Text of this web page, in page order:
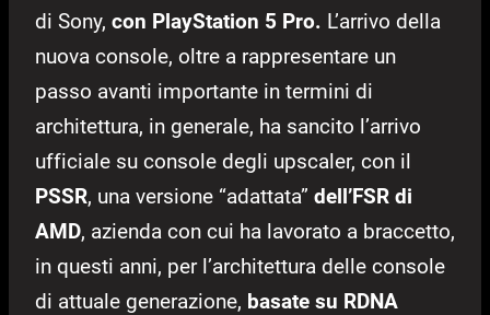
di Sony, con PlayStation 5 Pro. L’arrivo della
nuova console, oltre a rappresentare un
passo avanti importante in termini di
architettura, in generale, ha sancito l’arrivo
ufficiale su console degli upscaler, con il
PSSR, una versione “adattata” dell’FSR di
AMD, azienda con cui ha lavorato a braccetto,
in questi anni, per l’architettura delle console
di attuale generazione, basate su RDNA